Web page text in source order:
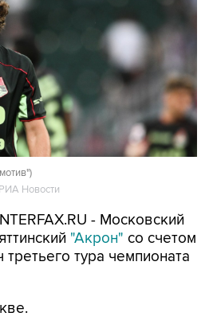
Новости
- Московский
"Акрон" со счетом
тура чемпионата